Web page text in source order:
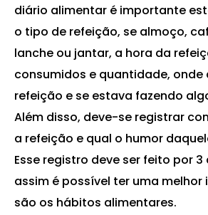
diário alimentar é importante
o tipo de refeição, se almoço,
lanche ou jantar, a hora da
consumidos e quantidade, onde
refeição e se estava fazendo
Além disso, deve-se registrar
a refeição e qual o humor
Esse registro deve ser feito por 3
assim é possível ter uma melhor
são os hábitos alimentares.